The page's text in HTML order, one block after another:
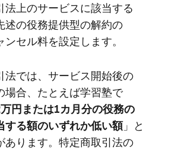
法上の​​サービスに​​該当する​​
述の​​役務提供型の​​解約の​​
ンセル料を​​設定します。
法では、​​サービス開始後の​​
場合、​​た​とえば​​学習塾で​​
円または​​1カ月分の​​役務の​​
する​​額の​​いずれか​​低い額」と​​
あります。​​特定商取引法の​​